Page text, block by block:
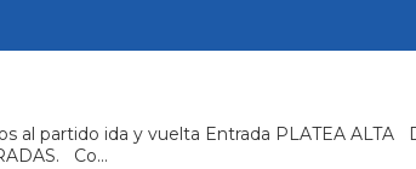
al partido ida y vuelta Entrada PLATEA
Co...